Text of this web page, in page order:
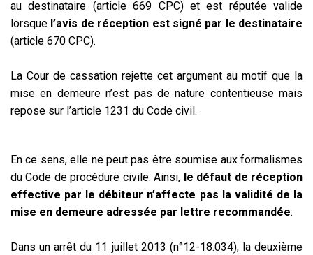
au destinataire (article 669 CPC) et est réputée valide
lorsque l’avis de réception est signé par le destinataire
(article 670 CPC).
La Cour de cassation rejette cet argument au motif que la
mise en demeure n’est pas de nature contentieuse mais
repose sur l’article 1231 du Code civil.
En ce sens, elle ne peut pas être soumise aux formalismes
du Code de procédure civile. Ainsi, le défaut de réception
effective par le débiteur n’affecte pas la validité de la
mise en demeure adressée par lettre recommandée.
Dans un arrêt du 11 juillet 2013 (n°12-18.034), la deuxième